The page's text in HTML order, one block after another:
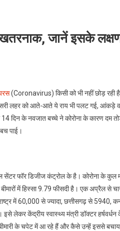
जानें इसके
(Coronavirus) किसी को भी नहीं छोड़ रही
लहर को आते-आते ये राय भी पलट गई, आंकड़े
दिन के नवजात बच्चे ने कोरोना के कारण दम
पाई।
फॉर डिजीज कंट्रोल के है। कोरोना के कुल
में हिस्सा 9.79 फीसदी है। एक अप्रैल से
में 60,000 से ज्यादा, छत्तीसगढ़ से 5940,
लेकर केंद्रीय स्वास्थ्य मंत्री डॉक्टर
के चपेट में आ रहे हैं और कैसे उन्हें इससे